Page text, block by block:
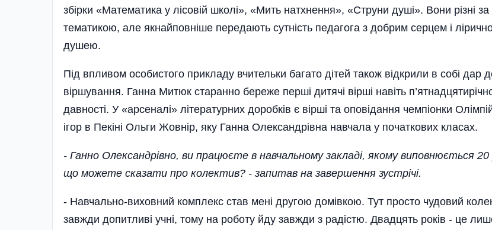
збірки «Мате­матика у лісовій школі», «Мить натхнення», «Струни душі». Вони різні за
тематикою, але якнайпов­ніше передають сутність педагога з добрим серцем і
душею.
Під впливом особистого прикладу вчительки багато дітей також відкрили в собі дар
віршування. Ганна Митюк старанно береже перші дитячі вірші навіть
давності. У «арсеналі» літературних доробків є вірші та оповідання чемпіонки
ігор в Пекіні Ольги Жовнір, яку Ганна Олександрівна навчала у початкових класах.
- Ганно Олександрівно, ви працюєте в навчальному закладі, якому виповнюється 20
що можете сказати про колектив? - запитав на завершення зустрічі.
- Навчально-виховний комплекс став мені другою домівкою. Тут просто чудовий
завжди допитливі учні, тому на роботу йду завжди з радістю. Двадцять років - це